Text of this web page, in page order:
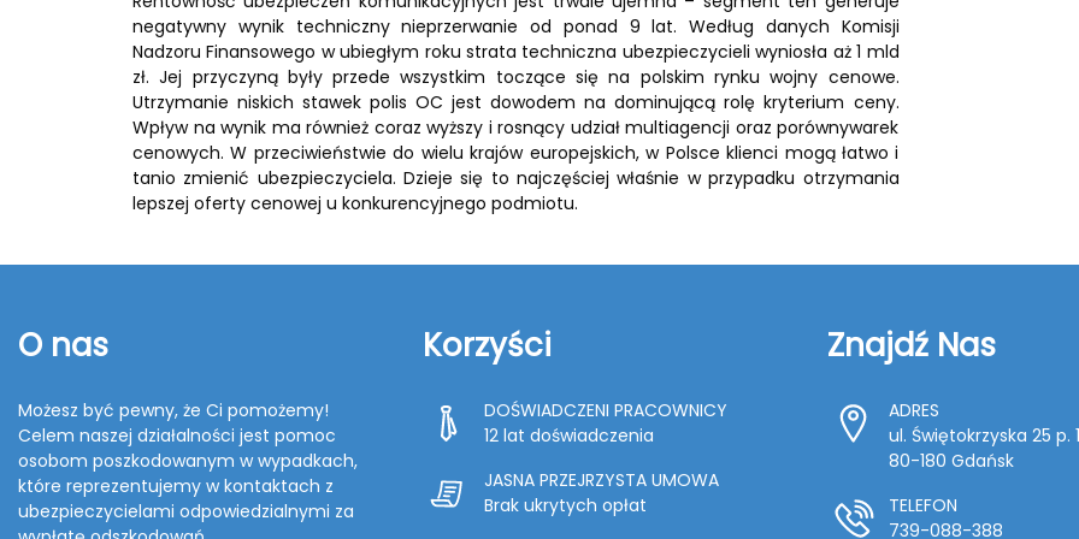
negatywny wynik techniczny nieprzerwanie od ponad 9 lat. Według danych Komisji
Nadzoru Finansowego w ubiegłym roku strata techniczna ubezpieczycieli wyniosła aż 1 mld
zł. Jej przyczyną były przede wszystkim toczące się na polskim rynku wojny cenowe.
Utrzymanie niskich stawek polis OC jest dowodem na dominującą rolę kryterium ceny.
Wpływ na wynik ma również coraz wyższy i rosnący udział multiagencji oraz porównywarek
cenowych. W przeciwieństwie do wielu krajów europejskich, w Polsce klienci mogą łatwo i
tanio zmienić ubezpieczyciela. Dzieje się to najczęściej właśnie w przypadku otrzymania
lepszej oferty cenowej u konkurencyjnego podmiotu.
O nas
Możesz być pewny, że Ci pomożemy!
Celem naszej działalności jest pomoc
osobom poszkodowanym w wypadkach,
które reprezentujemy w kontaktach z
ubezpieczycielami odpowiedzialnymi za
Korzyści
DOŚWIADCZENI PRACOWNICY
12 lat doświadczenia
JASNA PRZEJRZYSTA UMOWA
Brak ukrytych opłat
Znajdź Nas
ADRES
ul. Świętokrzyska 25 p.
80-180 Gdańsk
TELEFON
739-088-388